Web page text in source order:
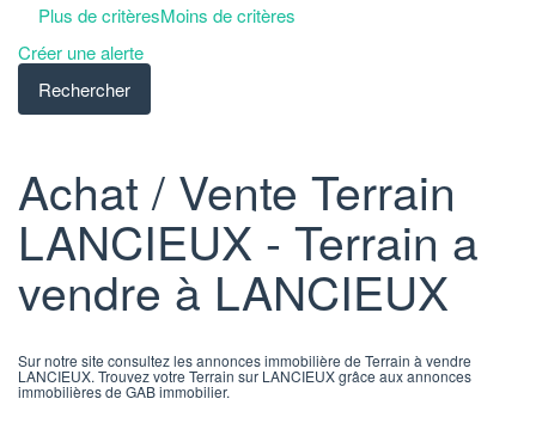
Plus de critèresMoins de critères
Créer une alerte
Achat / Vente Terrain
LANCIEUX - Terrain a
vendre à LANCIEUX
Sur notre site consultez les annonces immobilière de Terrain à vendre
LANCIEUX. Trouvez votre Terrain sur LANCIEUX grâce aux annonces
immobilières de GAB immobilier.